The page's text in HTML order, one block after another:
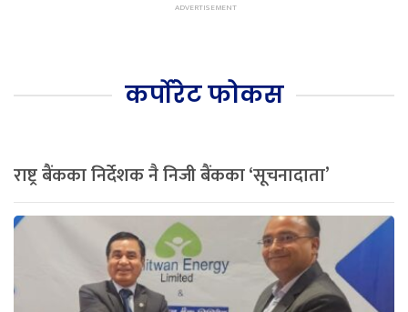
कर्पोरेट फोकस
राष्ट्र बैंकका निर्देशक नै निजी बैंकका ‘सूचनादाता’